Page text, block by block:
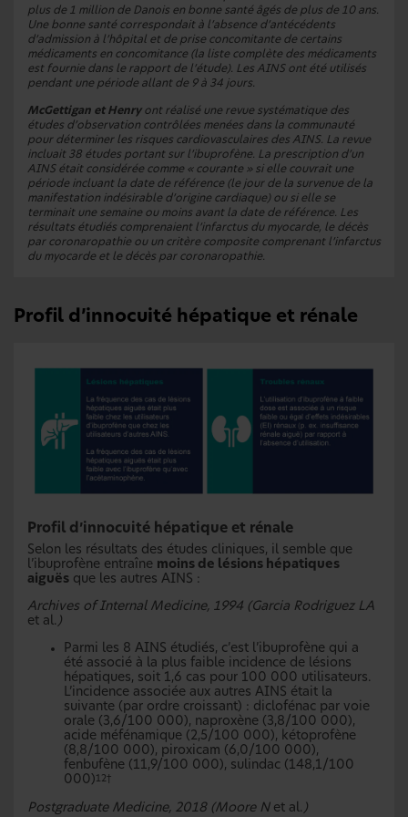
plus de 1 million de Danois en bonne santé âgés de plus de 10 ans.
Une bonne santé correspondait à l’absence d’antécédents
d’admission à l’hôpital et de prise concomitante de certains
médicaments en concomitance (la liste complète des médicaments
est fournie dans le rapport de l’étude). Les AINS ont été utilisés
pendant une période allant de 9 à 34 jours.
McGettigan et Henryont réalisé une revue systématique des
études d’observation contrôlées menées dans la communauté
pour déterminer les risques cardiovasculaires des AINS. La revue
incluait 38 études portant sur l’ibuprofène. La prescription d’un
AINS était considérée comme « courante » si elle couvrait une
période incluant la date de référence (le jour de la survenue de la
manifestation indésirable d’origine cardiaque) ou si elle se
terminait une semaine ou moins avant la date de référence. Les
résultats étudiés comprenaient l’infarctus du myocarde, le décès
par coronaropathie ou un critère composite comprenant l’infarctus
du myocarde et le décès par coronaropathie.
Profil d’innocuité hépatique et rénale
Profil d’innocuité hépatique et rénale
Selon les résultats des études cliniques, il semble que
l’ibuprofène entraîne moins de lésions hépatiques
aiguës que les autres AINS :
Archives of Internal Medicine, 1994 (Garcia Rodriguez LA
et al. )
Parmi les 8 AINS étudiés, c’est l’ibuprofène qui a
été associé à la plus faible incidence de lésions
hépatiques, soit 1,6 cas pour 100 000 utilisateurs.
L’incidence associée aux autres AINS était la
suivante (par ordre croissant) : diclofénac par voie
orale (3,6/100 000), naproxène (3,8/100 000),
acide méfénamique (2,5/100 000), kétoprofène
(8,8/100 000), piroxicam (6,0/100 000),
fenbufène (11,9/100 000), sulindac (148,1/100
000) 12†
Postgraduate Medicine, 2018 (Moore N et al. )